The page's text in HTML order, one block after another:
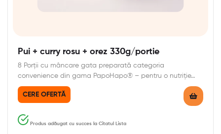
Pui + curry rosu + orez 330g/portie
8 Porții cu mâncare gata preparată categoria
convenience din gama PapoHapo® – pentru o nutriție…
CERE OFERTĂ
Produs adăugat cu succes la Citatul Lista